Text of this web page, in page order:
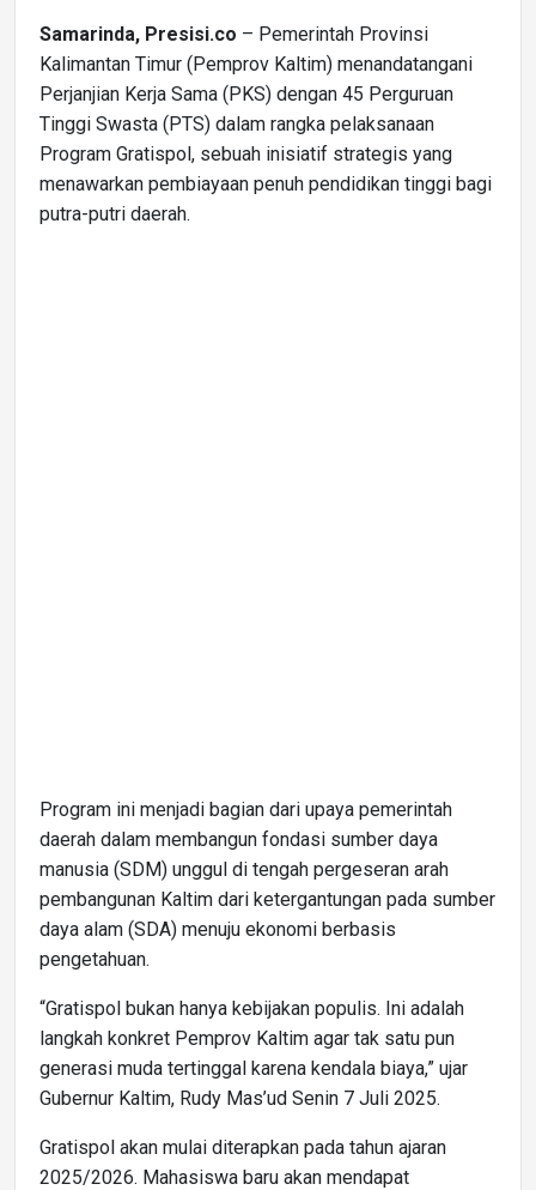
Samarinda, Presisi.co – Pemerintah Provinsi
Kalimantan Timur (Pemprov Kaltim) menandatangani
Perjanjian Kerja Sama (PKS) dengan 45 Perguruan
Tinggi Swasta (PTS) dalam rangka pelaksanaan
Program Gratispol, sebuah inisiatif strategis yang
menawarkan pembiayaan penuh pendidikan tinggi bagi
putra-putri daerah.
Program ini menjadi bagian dari upaya pemerintah
daerah dalam membangun fondasi sumber daya
manusia (SDM) unggul di tengah pergeseran arah
pembangunan Kaltim dari ketergantungan pada sumber
daya alam (SDA) menuju ekonomi berbasis
pengetahuan.
“Gratispol bukan hanya kebijakan populis. Ini adalah
langkah konkret Pemprov Kaltim agar tak satu pun
generasi muda tertinggal karena kendala biaya,” ujar
Gubernur Kaltim, Rudy Mas’ud Senin 7 Juli 2025.
Gratispol akan mulai diterapkan pada tahun ajaran
2025/2026. Mahasiswa baru akan mendapat